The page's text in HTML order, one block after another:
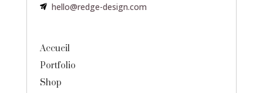
hello@redge-design.com
Accueil
Portfolio
Shop